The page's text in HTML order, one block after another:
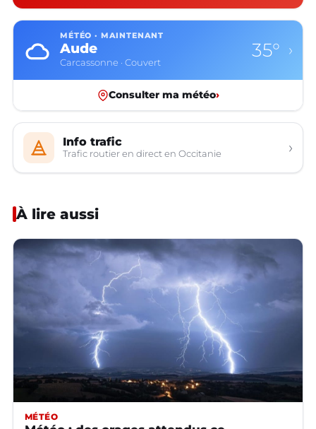
MÉTÉO · MAINTENANT
Aude
Carcassonne · Couvert
35° ›
Consulter ma météo›
Info trafic
Trafic routier en direct en Occitanie ›
À lire aussi
MÉTÉO